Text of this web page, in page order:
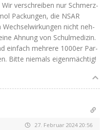
ver­schrei­ben nur Schmerz­
Packun­gen, die NSAR
Wech­sel­wir­kun­gen nicht neh­
Ahnung von Schul­me­di­zin.
ein­fach meh­re­re 1000er Par­
Bit­te nie­mals eigenmächtig!
27. Februar 2024 20:56